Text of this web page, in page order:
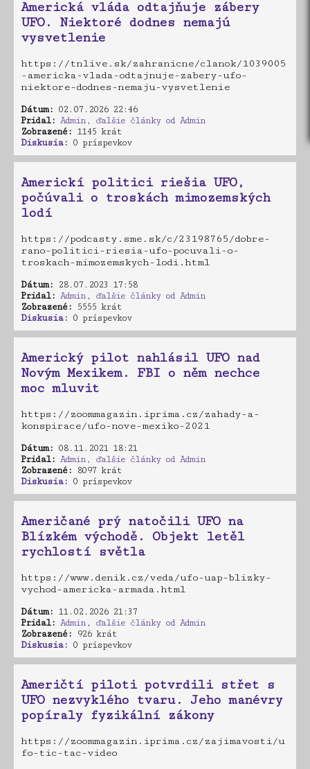
Americká vláda odtajňuje zábery
UFO. Niektoré dodnes nemajú
vysvetlenie
https://tnlive.sk/zahranicne/clanok/1039005
-americka-vlada-odtajnuje-zabery-ufo-
niektore-dodnes-nemaju-vysvetlenie
Dátum: 02.07.2026 22:46
Pridal: Admin , ďalšie články od Admin
Zobrazené: 1145 krát
Diskusia: 0 príspevkov
Americkí politici riešia UFO,
počúvali o troskách mimozemských
lodí
https://podcasty.sme.sk/c/23198765/dobre-
rano-politici-riesia-ufo-pocuvali-o-
troskach-mimozemskych-lodi.html
Dátum: 28.07.2023 17:58
Pridal: Admin , ďalšie články od Admin
Zobrazené: 5555 krát
Diskusia: 0 príspevkov
Americký pilot nahlásil UFO nad
Novým Mexikem. FBI o něm nechce
moc mluvit
https://zoommagazin.iprima.cz/zahady-a-
konspirace/ufo-nove-mexiko-2021
Dátum: 08.11.2021 18:21
Pridal: Admin , ďalšie články od Admin
Zobrazené: 8097 krát
Diskusia: 0 príspevkov
Američané prý natočili UFO na
Blízkém východě. Objekt letěl
rychlostí světla
https://www.denik.cz/veda/ufo-uap-blizky-
vychod-americka-armada.html
Dátum: 11.02.2026 21:37
Pridal: Admin , ďalšie články od Admin
Zobrazené: 926 krát
Diskusia: 0 príspevkov
Američtí piloti potvrdili střet s
UFO nezvyklého tvaru. Jeho manévry
popíraly fyzikální zákony
https://zoommagazin.iprima.cz/zajimavosti/u
fo-tic-tac-video